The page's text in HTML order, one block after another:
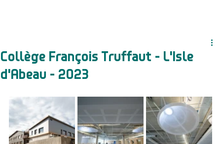
Collège François Truffaut - L'Isle
d'Abeau - 2023